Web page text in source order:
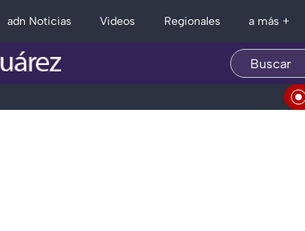
adn Noticias Videos Regionales a más +